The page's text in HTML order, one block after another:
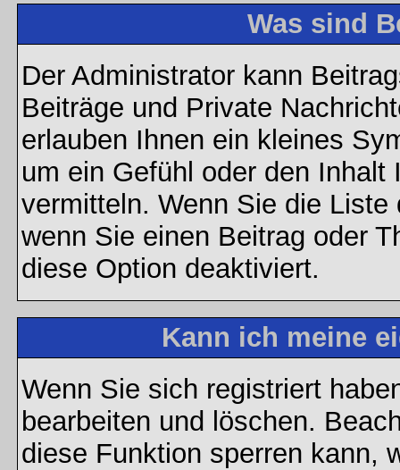
Was sind
Der Administrator kann
Beiträge und Private
erlauben Ihnen ein kleines
um ein Gefühl oder den
vermitteln. Wenn Sie die
wenn Sie einen Beitrag oder
diese Option deaktiviert.
Kann ich meine
Wenn Sie sich registriert
bearbeiten und löschen.
diese Funktion sperren kann,